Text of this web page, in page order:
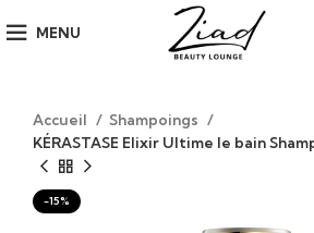
MENU
Accueil
Shampoings
KÉRASTASE Elixir Ultime le bain
-15%